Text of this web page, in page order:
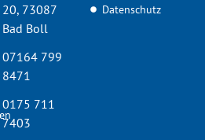
20, 73087
Bad Boll
07164 799
8471
0175 711
7403
Datenschutz